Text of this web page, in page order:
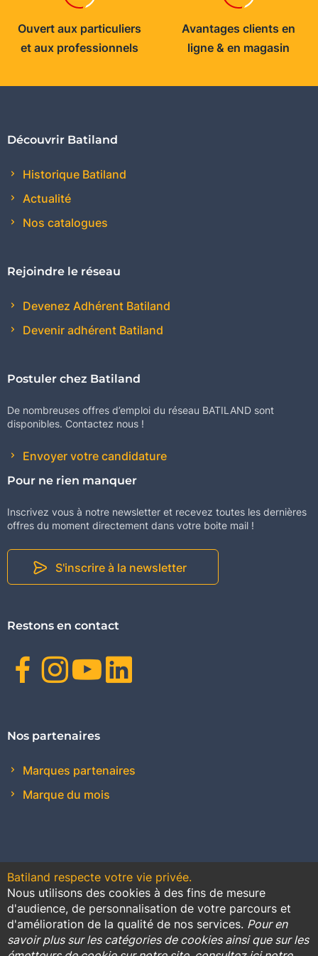
Ouvert aux particuliers
et aux professionnels
Avantages clients en
ligne & en magasin
Découvrir Batiland
Historique Batiland
Actualité
Nos catalogues
Rejoindre le réseau
Devenez Adhérent Batiland
Devenir adhérent Batiland
Postuler chez Batiland
De nombreuses offres d’emploi du réseau BATILAND sont
disponibles. Contactez nous !
Envoyer votre candidature
Pour ne rien manquer
Inscrivez vous à notre newsletter et recevez toutes les dernières
offres du moment directement dans votre boite mail !
S'inscrire à la newsletter
Restons en contact
Facebook
Instagram
Youtube
Nos partenaires
Marques partenaires
Marque du mois
Contact Conditions générales de vente
Promotions
Batiland respecte votre vie privée.
Nous utilisons des cookies à des fins de mesure
d'audience, de personnalisation de votre parcours et
d'amélioration de la qualité de nos services. Pour en
savoir plus sur les catégories de cookies ainsi que sur les